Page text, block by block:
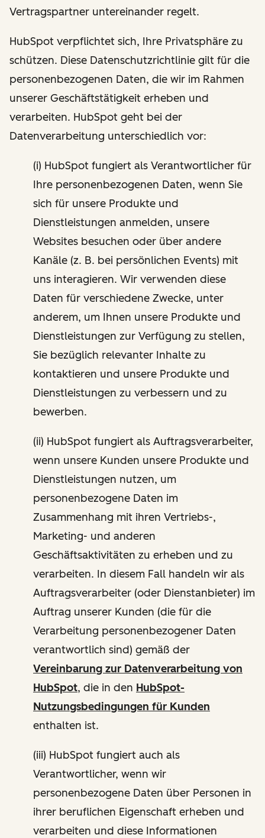
Vertragspartner untereinander regelt.
HubSpot verpflichtet sich, Ihre Privatsphäre zu
schützen. Diese Datenschutzrichtlinie gilt für die
personenbezogenen Daten, die wir im Rahmen
unserer Geschäftstätigkeit erheben und
verarbeiten. HubSpot geht bei der
Datenverarbeitung unterschiedlich vor:
(i) HubSpot fungiert als Verantwortlicher für
Ihre personenbezogenen Daten, wenn Sie
sich für unsere Produkte und
Dienstleistungen anmelden, unsere
Websites besuchen oder über andere
Kanäle (z. B. bei persönlichen Events) mit
uns interagieren. Wir verwenden diese
Daten für verschiedene Zwecke, unter
anderem, um Ihnen unsere Produkte und
Dienstleistungen zur Verfügung zu stellen,
Sie bezüglich relevanter Inhalte zu
kontaktieren und unsere Produkte und
Dienstleistungen zu verbessern und zu
bewerben.
(ii) HubSpot fungiert als Auftragsverarbeiter,
wenn unsere Kunden unsere Produkte und
Dienstleistungen nutzen, um
personenbezogene Daten im
Zusammenhang mit ihren Vertriebs-,
Marketing- und anderen
Geschäftsaktivitäten zu erheben und zu
verarbeiten. In diesem Fall handeln wir als
Auftragsverarbeiter (oder Dienstanbieter) im
Auftrag unserer Kunden (die für die
Verarbeitung personenbezogener Daten
verantwortlich sind) gemäß der
Vereinbarung zur Datenverarbeitung von
HubSpot, die in den HubSpot-
Nutzungsbedingungen für Kunden
enthalten ist.
(iii) HubSpot fungiert auch als
Verantwortlicher, wenn wir
personenbezogene Daten über Personen in
ihrer beruflichen Eigenschaft erheben und
verarbeiten und diese Informationen